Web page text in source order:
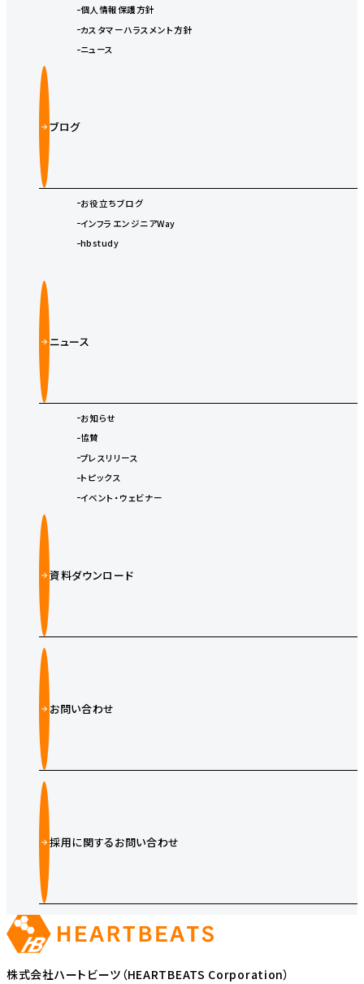
個人情報保護方針
カスタマーハラスメント方針
ニュース
ブログ
お役立ちブログ
インフラエンジニアWay
hbstudy
ニュース
お知らせ
協賛
プレスリリース
トピックス
イベント・ウェビナー
資料ダウンロード
お問い合わせ
採用に関するお問い合わせ
株式会社ハートビーツ（HEARTBEATS Corporation）